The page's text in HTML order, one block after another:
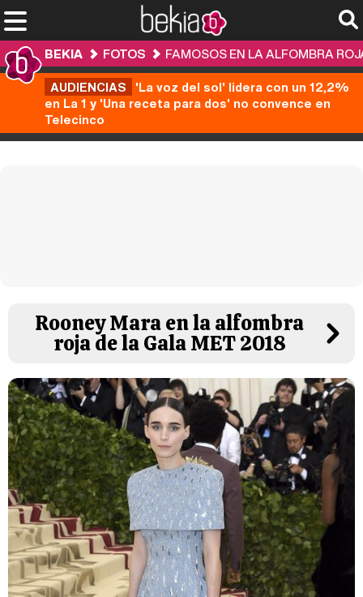
BEKIA FOTOS
FAMOSOS EN LA ALFOMBRA
AUDIENCIAS 'La voz del sol' lidera con un 12,2%
en La 1 y 'Una receta para dos' no convence en
Telecinco
Rooney Mara en la alfombra
roja de la Gala MET 2018